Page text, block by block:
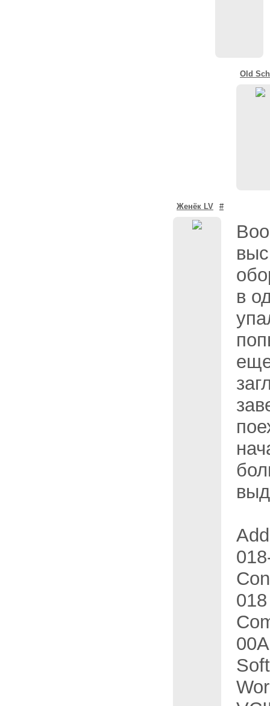
Old
Женёк LV #
в